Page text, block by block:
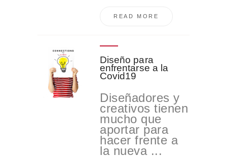
READ MORE
Diseño para
enfrentarse a la
Covid19
Diseñadores y
creativos tienen
mucho que
aportar para
hacer frente a
la nueva ...